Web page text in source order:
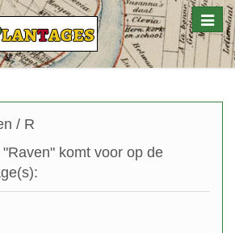
Toggle
/ R
komt voor op de